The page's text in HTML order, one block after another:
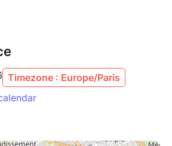
Timezone : Europe/Paris